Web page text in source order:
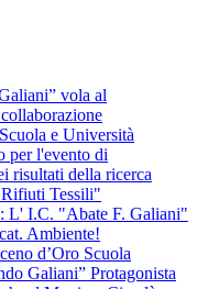
vola al
e Università
per l'evento di
risultati della ricerca
Rifiuti Tessili"
L' I.C. "Abate F. Galiani"
Ambiente!
d’Oro Scuola
Galiani” Protagonista